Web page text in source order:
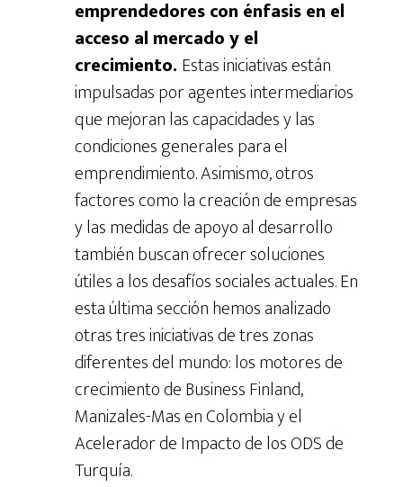
emprendedores con énfasis en el
acceso al mercado y el
crecimiento. Estas iniciativas están
impulsadas por agentes intermediarios
que mejoran las capacidades y las
condiciones generales para el
emprendimiento. Asimismo, otros
factores como la creación de empresas
y las medidas de apoyo al desarrollo
también buscan ofrecer soluciones
útiles a los desafíos sociales actuales. En
esta última sección hemos analizado
otras tres iniciativas de tres zonas
diferentes del mundo: los motores de
crecimiento de Business Finland,
Manizales-Mas en Colombia y el
Acelerador de Impacto de los ODS de
Turquía.